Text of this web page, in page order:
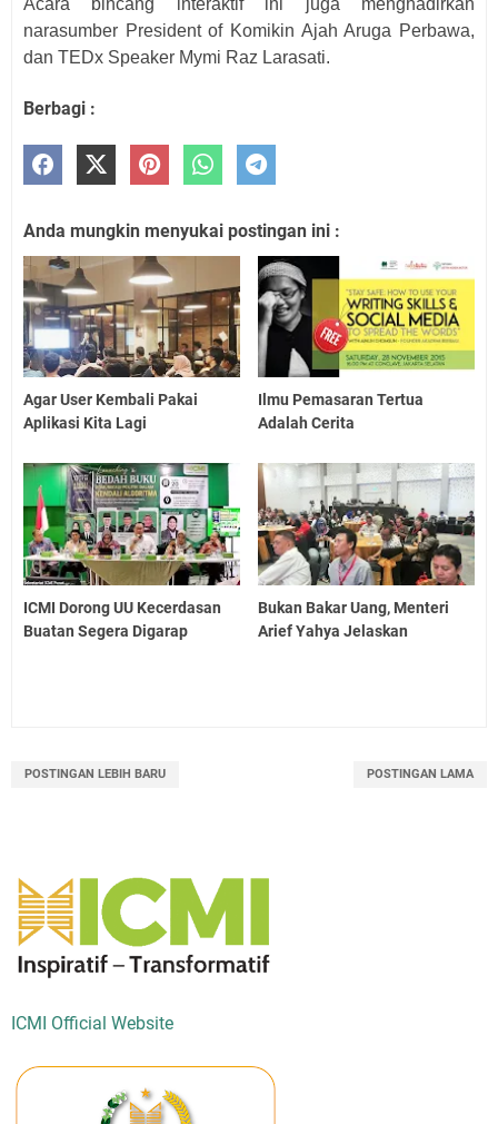
narasumber President of Komikin Ajah Aruga Perbawa,
dan TEDx Speaker Mymi Raz Larasati.
Berbagi :
Anda mungkin menyukai postingan ini :
Agar User Kembali Pakai
Aplikasi Kita Lagi
Ilmu Pemasaran Tertua
Adalah Cerita
ICMI Dorong UU Kecerdasan
Buatan Segera Digarap
Bukan Bakar Uang, Menteri
Arief Yahya Jelaskan
POSTINGAN LEBIH BARU POSTINGAN LAMA
ICMI Official Website